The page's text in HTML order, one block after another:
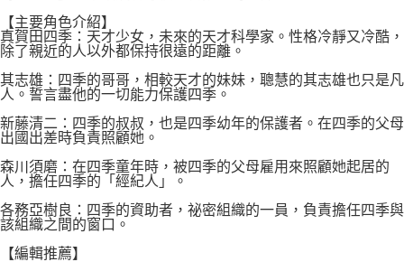
【主要角色介紹】
真賀田四季：天才少女，未來的天才科學家。性格冷靜又冷酷，
除了親近的人以外都保持很遠的距離。
其志雄：四季的哥哥，相較天才的妹妹，聰慧的其志雄也只是凡
人。誓言盡他的一切能力保護四季。
新藤清二：四季的叔叔，也是四季幼年的保護者。在四季的父母
出國出差時負責照顧她。
森川須磨：在四季童年時，被四季的父母雇用來照顧她起居的
人，擔任四季的「經紀人」。
各務亞樹良：四季的資助者，祕密組織的一員，負責擔任四季與
該組織之間的窗口。
【編輯推薦】